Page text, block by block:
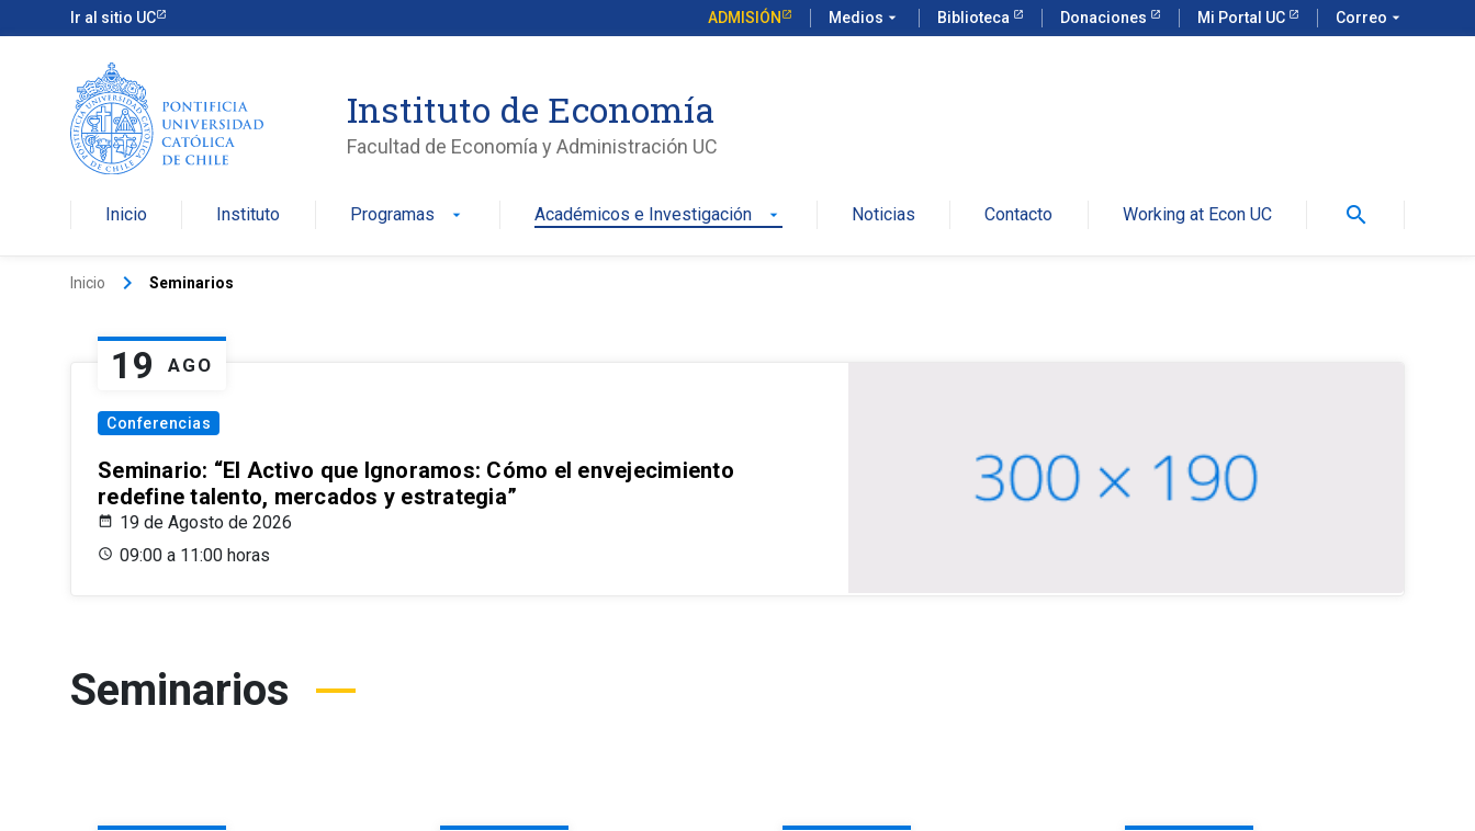
Ir al sitio UC ADMISIÓN Medios arrow_drop_down Biblioteca Donaciones Mi Portal UC Correo arrow_drop_down
Instituto de Economía
Facultad de Economía y Administración UC
Inicio Instituto Programas arrow_drop_down Académicos e Investigación arrow_drop_down Noticias Contacto Working at Econ UC search
Inicio keyboard_arrow_right Seminarios
19 AGO
Conferencias
Seminario: “El Activo que Ignoramos: Cómo el envejecimiento
redefine talento, mercados y estrategia”
19 de Agosto de 2026
09:00 a 11:00 horas
Seminarios